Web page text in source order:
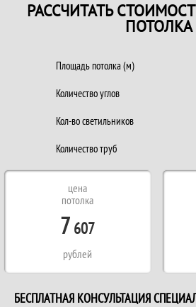
РАССЧИТАТЬ
ПОТОЛКА
Площадь потолка (м)
Количество углов
Кол-во светильников
Количество труб
цена
потолка
7 607
рублей
БЕСПЛАТНАЯ КОНСУЛЬТАЦИЯ